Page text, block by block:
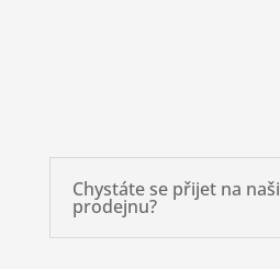
Chystáte se přijet na naši
prodejnu?